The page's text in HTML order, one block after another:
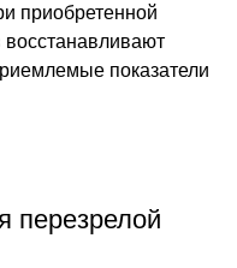
приобретенной
показатели
перезрелой